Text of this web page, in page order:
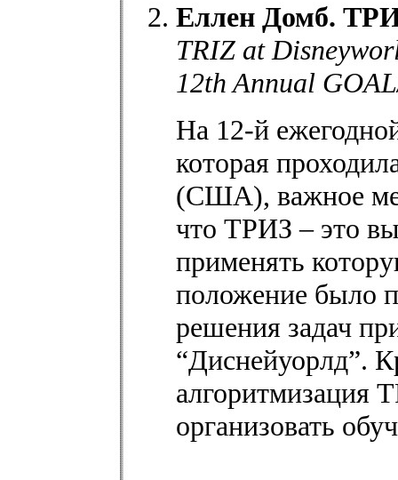
Еллен Домб.
TRIZ at
12th Annual
На 12-й
которая
(США), важное
что ТРИЗ – это
применять
положение было
решения задач
“Диснейуорлд”.
алгоритмизация
организовать